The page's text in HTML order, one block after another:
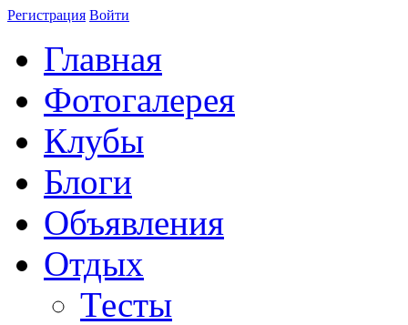
Регистрация Войти
Главная
Фотогалерея
Клубы
Блоги
Объявления
Отдых
Тесты